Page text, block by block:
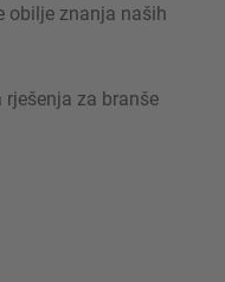
obilje znanja naših
za branše